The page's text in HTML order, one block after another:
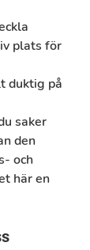
plats för
duktig på
saker
den
och
här en